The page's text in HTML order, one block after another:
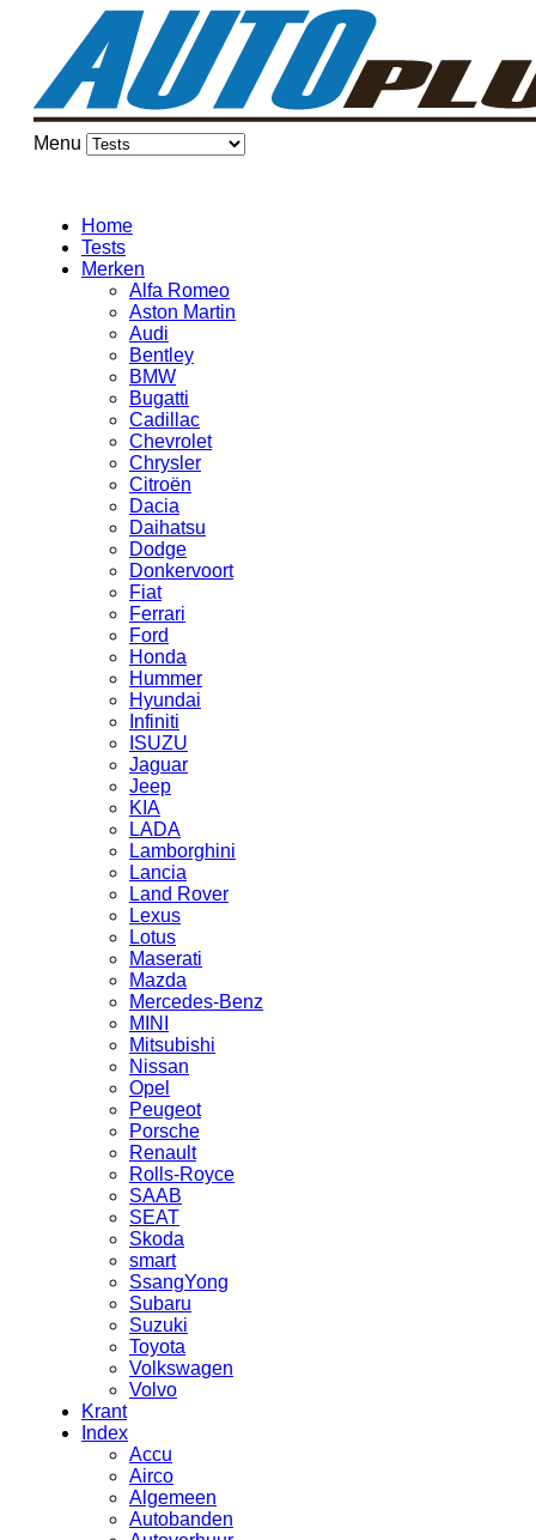
Menu
Home
Tests
Merken
Alfa Romeo
Aston Martin
Audi
Bentley
BMW
Bugatti
Cadillac
Chevrolet
Chrysler
Citroën
Dacia
Daihatsu
Dodge
Donkervoort
Fiat
Ferrari
Ford
Honda
Hummer
Hyundai
Infiniti
ISUZU
Jaguar
Jeep
KIA
LADA
Lamborghini
Lancia
Land Rover
Lexus
Lotus
Maserati
Mazda
Mercedes-Benz
MINI
Mitsubishi
Nissan
Opel
Peugeot
Porsche
Renault
Rolls-Royce
SAAB
SEAT
Skoda
smart
SsangYong
Subaru
Suzuki
Toyota
Volkswagen
Volvo
Krant
Index
Accu
Airco
Algemeen
Autobanden